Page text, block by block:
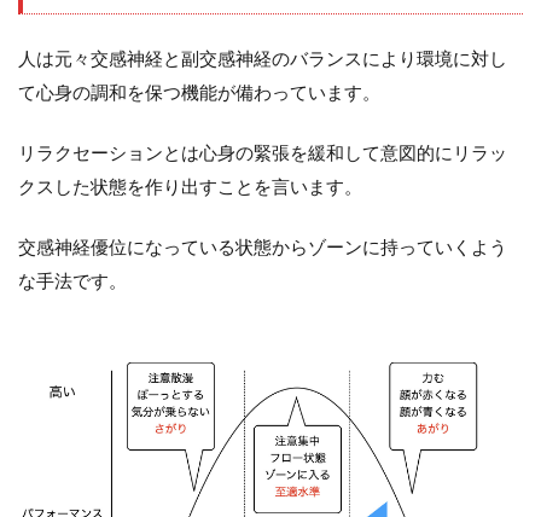
人は元々交感神経と副交感神経のバランスにより環境に対し
て心身の調和を保つ機能が備わっています。
リラクセーションとは心身の緊張を緩和して意図的にリラッ
クスした状態を作り出すことを言います。
交感神経優位になっている状態からゾーンに持っていくよう
な手法です。